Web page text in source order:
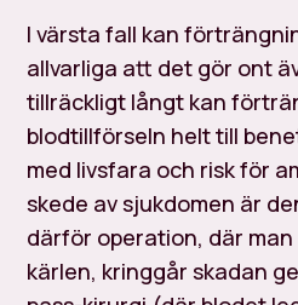
I värsta fall kan
allvarliga att det gör ont
tillräckligt långt kan
blodtillförseln helt till
med livsfara och risk för
skede av sjukdomen är
därför operation, där
kärlen, kringgår skadan